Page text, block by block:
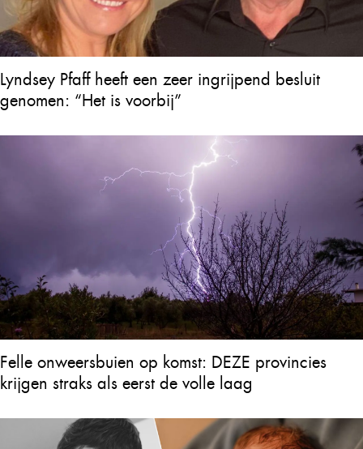
Lyndsey Pfaff heeft een zeer ingrijpend besluit
genomen: “Het is voorbij”
Felle onweersbuien op komst: DEZE provincies
krijgen straks als eerst de volle laag